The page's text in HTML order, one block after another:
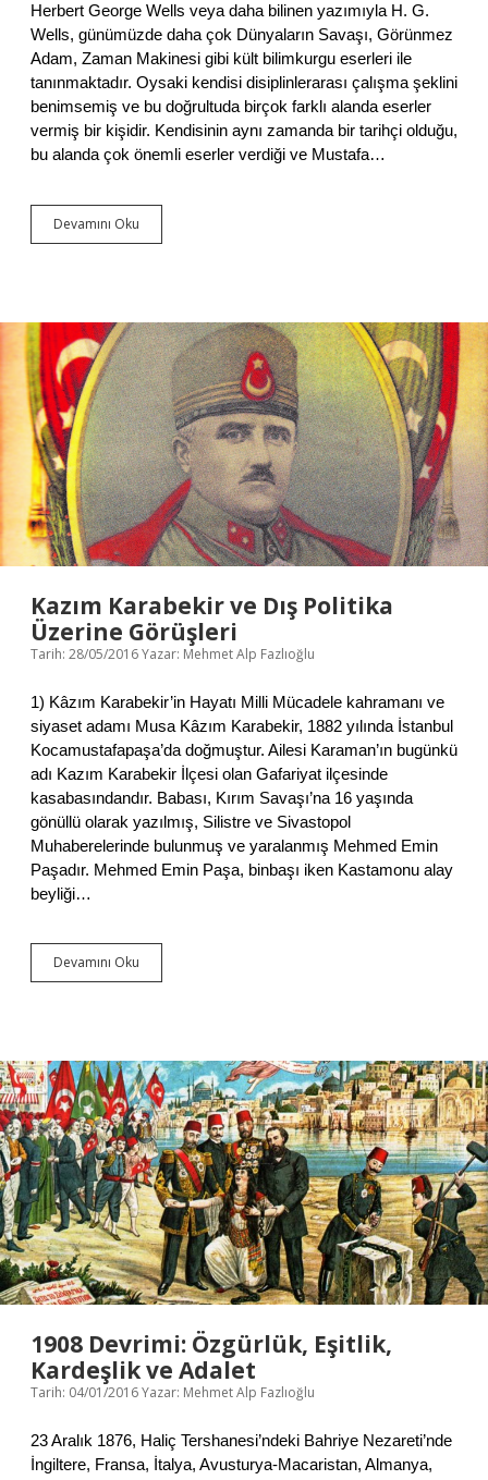
Y
ı
k
a
n
,
T
e
r
e
S
o
n
V
e
r
e
n
B
i
r
o
d
e
Ç
a
ğ
İ
e
o
l
o
i
i
r
k
i
y
e
’
d
e
k
i
G
e
l
ş
m
i
Herbert George Wells veya daha bilinen yazımıyla H. G.
Wells, günümüzde daha çok Dünyaların Savaşı, Görünmez
Adam, Zaman Makinesi gibi kült bilimkurgu eserleri ile
tanınmaktadır. Oysaki kendisi disiplinlerarası çalışma şeklini
benimsemiş ve bu doğrultuda birçok farklı alanda eserler
vermiş bir kişidir. Kendisinin aynı zamanda bir tarihçi olduğu,
bu alanda çok önemli eserler verdiği ve Mustafa…
Devamını Oku
D
a
l
a
r
ı
n
S
a
v
a
ş
ı
’
a
İ
k
ü
t
t
e
f
k
:
H
W
l
e
A
t
a
t
ü
r
k
Kazım Karabekir ve Dış Politika
Üzerine Görüşleri
Tarih: 28/05/2016Yazar: Mehmet Alp Fazlıoğlu
1) Kâzım Karabekir’in Hayatı Milli Mücadele kahramanı ve
siyaset adamı Musa Kâzım Karabekir, 1882 yılında İstanbul
Kocamustafapaşa’da doğmuştur. Ailesi Karaman’ın bugünkü
adı Kazım Karabekir İlçesi olan Gafariyat ilçesinde
kasabasındandır. Babası, Kırım Savaşı’na 16 yaşında
gönüllü olarak yazılmış, Silistre ve Sivastopol
Muhaberelerinde bulunmuş ve yaralanmış Mehmed Emin
Paşadır. Mehmed Emin Paşa, binbaşı iken Kastamonu alay
beyliği…
Devamını Oku
a
K
a
r
a
b
e
k
i
r
v
e
D
ı
P
o
l
i
i
k
a
1908 Devrimi: Özgürlük, Eşitlik,
Kardeşlik ve Adalet
Tarih: 04/01/2016Yazar: Mehmet Alp Fazlıoğlu
23 Aralık 1876, Haliç Tershanesi’ndeki Bahriye Nezareti’nde
İngiltere, Fransa, İtalya, Avusturya-Macaristan, Almanya,